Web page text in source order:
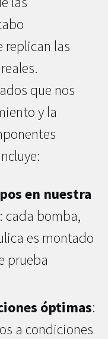
replican las
que nos
y la
en nuestra
: cada bomba,
es montado
prueba
óptimas:
a condiciones